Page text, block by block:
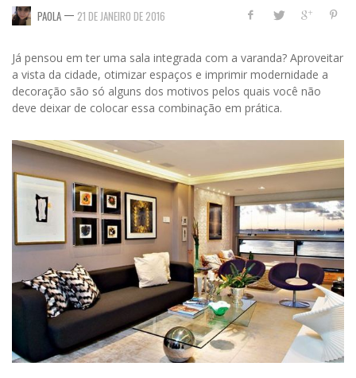
PAOLA — 21 DE JANEIRO DE 2016
Já pensou em ter uma sala integrada com a varanda? Aproveitar
a vista da cidade, otimizar espaços e imprimir modernidade a
decoração são só alguns dos motivos pelos quais você não
deve deixar de colocar essa combinação em prática.